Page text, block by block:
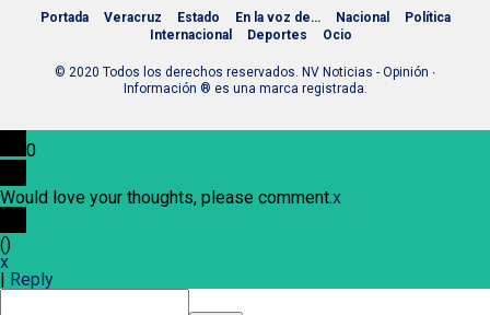
Portada Veracruz Estado En la voz de… Nacional
Política
Internacional
Deportes Ocio
© 2020 Todos los derechos reservados. NV Noticias - Opinión ∙
Información ® es una marca registrada.
0
Would love your thoughts, please comment.x
()
x
Reply